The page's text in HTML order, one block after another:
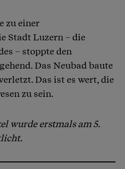
zu einer
Stadt Luzern – die
– stoppte den
Das Neubad baute
Das ist es wert, die
zu sein.
wurde erstmals am 5.